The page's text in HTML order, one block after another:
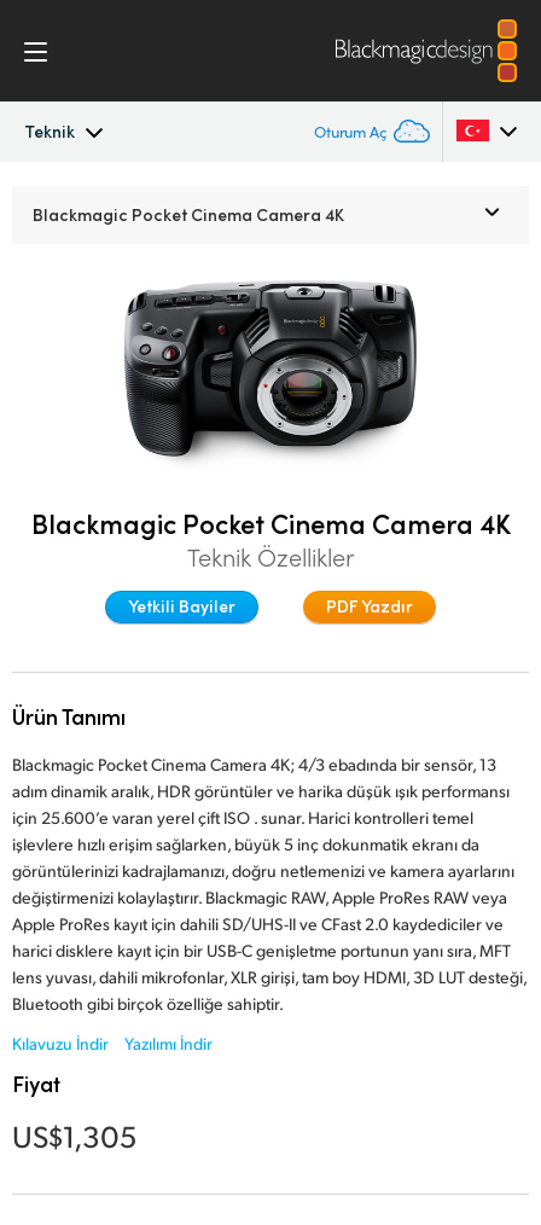
Teknik Oturum Aç
Blackmagic RAW
Teknik
Austria
Brazil
Canada
Denmark
France
Germany
Hong Kong SAR, China
India
Italy
Japan
Korea
Mexico
New Zealand
Blackmagic Pocket Cinema Camera 4K
Blackmagic Pocket Cinema Camera 4K
Teknik Özellikler
Yetkili Bayiler PDF Yazdır
Ürün Tanımı
Blackmagic Pocket Cinema Camera 4K; 4/3 ebadında bir sensör, 13
adım dinamik aralık, HDR görüntüler ve harika düşük ışık performansı
için 25.600’e varan yerel çift ISO . sunar. Harici kontrolleri temel
işlevlere hızlı erişim sağlarken, büyük 5 inç dokunmatik ekranı da
görüntülerinizi kadrajlamanızı, doğru netlemenizi ve kamera ayarlarını
değiştirmenizi kolaylaştırır. Blackmagic RAW, Apple ProRes RAW veya
Apple ProRes kayıt için dahili SD/UHS-II ve CFast 2.0 kaydediciler ve
harici disklere kayıt için bir USB-C genişletme portunun yanı sıra, MFT
lens yuvası, dahili mikrofonlar, XLR girişi, tam boy HDMI, 3D LUT desteği,
Bluetooth gibi birçok özelliğe sahiptir.
Kılavuzu İndir
Yazılımı İndir
Fiyat
US$1,305